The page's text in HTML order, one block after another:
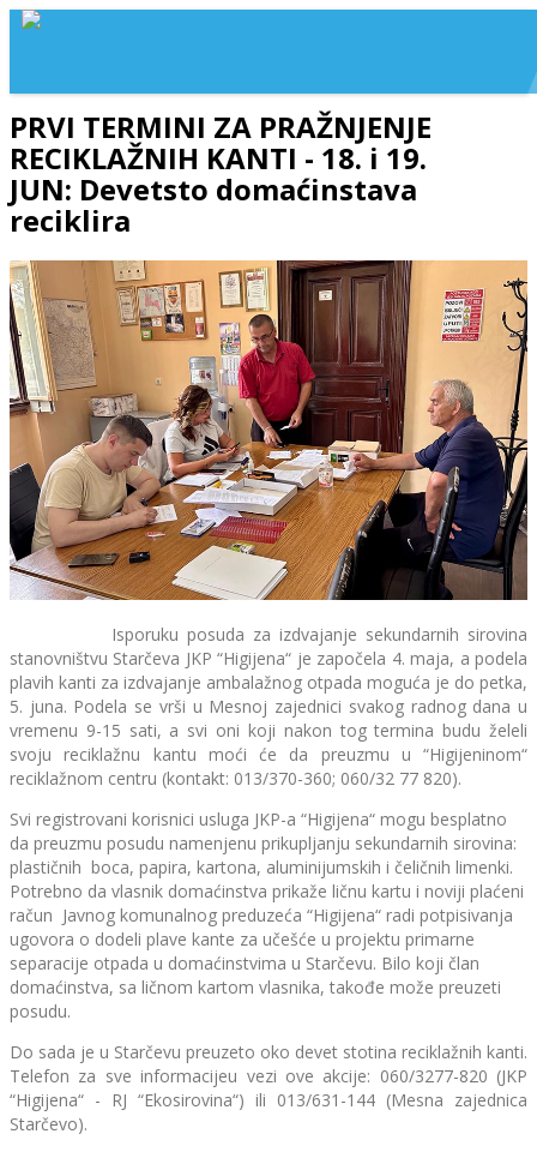
PRVI TERMINI ZA PRAŽNJENJE
RECIKLAŽNIH KANTI - 18. i 19.
JUN: Devetsto domaćinstava
reciklira
Isporuku posuda za izdvajanje sekundarnih sirovina
stanovništvu Starčeva JKP “Higijena“ je započela 4. maja, a podela
plavih kanti za izdvajanje ambalažnog otpada moguća je do petka,
5. juna. Podela se vrši u Mesnoj zajednici svakog radnog dana u
vremenu 9-15 sati, a svi oni koji nakon tog termina budu želeli
svoju reciklažnu kantu moći će da preuzmu u “Higijeninom“
reciklažnom centru (kontakt: 013/370-360; 060/32 77 820).
Svi registrovani korisnici usluga JKP-a “Higijena“ mogu besplatno
da preuzmu posudu namenjenu prikupljanju sekundarnih sirovina:
plastičnih boca, papira, kartona, aluminijumskih i čeličnih limenki.
Potrebno da vlasnik domaćinstva prikaže ličnu kartu i noviji plaćeni
račun Javnog komunalnog preduzeća “Higijena“ radi potpisivanja
ugovora o dodeli plave kante za učešće u projektu primarne
separacije otpada u domaćinstvima u Starčevu. Bilo koji član
domaćinstva, sa ličnom kartom vlasnika, takođe može preuzeti
posudu.
Do sada je u Starčevu preuzeto oko devet stotina reciklažnih kanti.
Telefon za sve informacijeu vezi ove akcije: 060/3277-820 (JKP
“Higijena“ - RJ “Ekosirovina“) ili 013/631-144 (Mesna zajednica
Starčevo).